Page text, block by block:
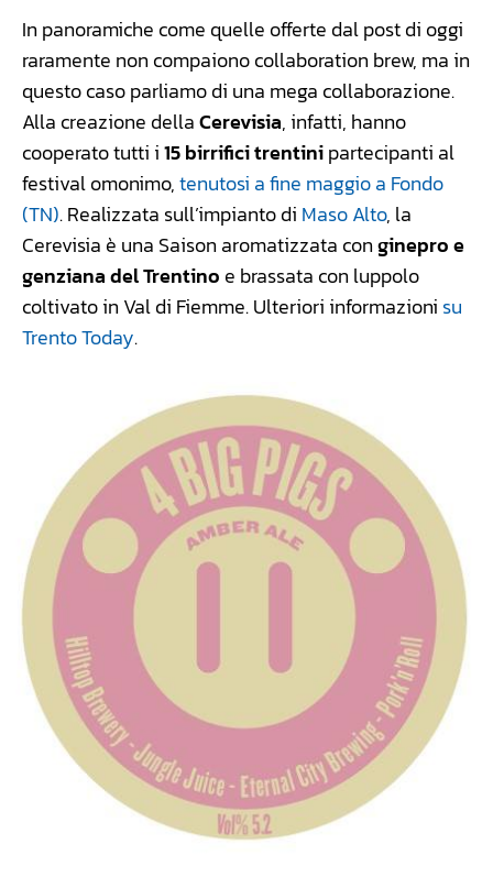
In panoramiche come quelle offerte dal post di oggi
raramente non compaiono collaboration brew, ma in
questo caso parliamo di una mega collaborazione.
Alla creazione dellaCerevisia, infatti, hanno
cooperato tutti i15 birrifici trentinipartecipanti al
festival omonimo,tenutosi a fine maggio a Fondo
(TN). Realizzata sull’impianto di Maso Alto, la
Cerevisia è una Saison aromatizzata conginepro e
genziana del Trentino e brassata con luppolo
coltivato in Val di Fiemme. Ulteriori informazioni su
Trento Today.